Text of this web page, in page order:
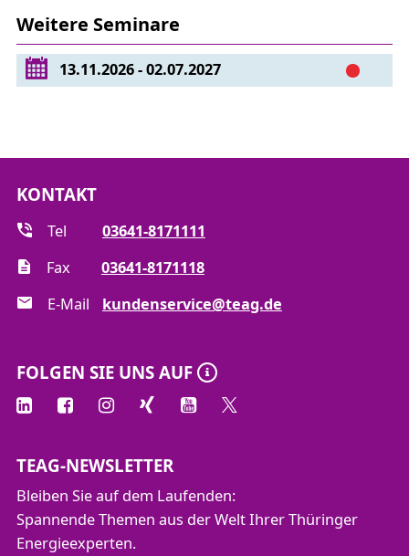
Weitere Seminare
13.11.2026 - 02.07.2027
KONTAKT
Tel
03641-8171111
Fax
03641-8171118
E-Mail
kundenservice@teag.de
FOLGEN SIE UNS AUF
TEAG-NEWSLETTER
Bleiben Sie auf dem Laufenden:
Spannende Themen aus der Welt Ihrer Thüringer
Energieexperten.